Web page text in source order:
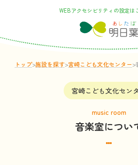
WEBアクセシビリティの設定は
トップ>施設を探す>宮崎こども文化センター>
宮崎こども文化セン
music room
音楽室につい